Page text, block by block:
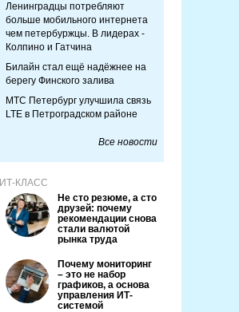
Ленинградцы потребляют
больше мобильного интернета
чем петербуржцы. В лидерах -
Колпино и Гатчина
Билайн стал ещё надёжнее на
берегу Финского залива
МТС Петербург улучшила связь
LTE в Петроградском районе
Все новости
ИТ-КЛАСС
Не сто резюме, а сто
друзей: почему
рекомендации снова
стали валютой
рынка труда
Почему мониторинг
– это не набор
графиков, а основа
управления ИТ-
системой